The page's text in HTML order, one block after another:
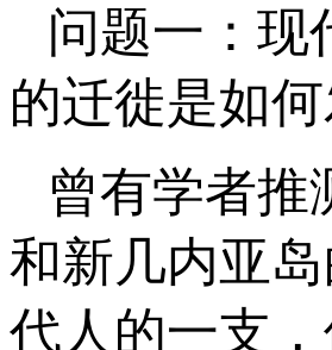
问题一：现
的迁徙是如
曾有学者推
和新几内亚
代人的一支